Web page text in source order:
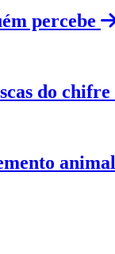
percebe
do chifre
animal